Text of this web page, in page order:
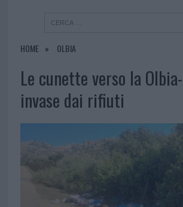
HOME OLBIA
Le cunette verso la
invase dai rifiuti